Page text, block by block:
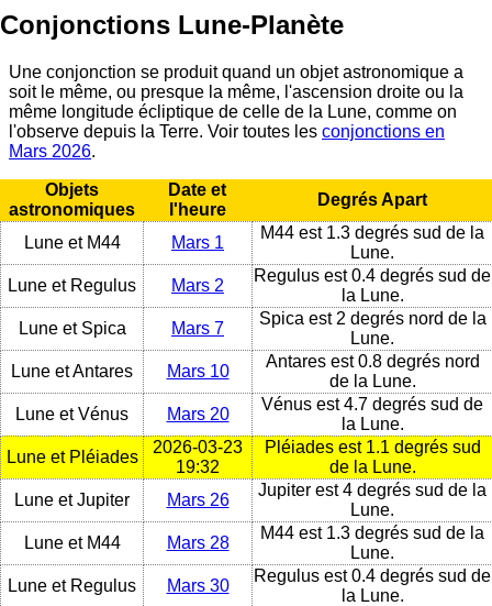
Conjonctions Lune-Planète
Une conjonction se produit quand un objet astronomique a
soit le même, ou presque la même, l'ascension droite ou la
même longitude écliptique de celle de la Lune, comme on
l'observe depuis la Terre. Voir toutes les conjonctions en
Mars 2026.
Objets
astronomiques
Date et
l'heure
Degrés Apart
Lune et M44 Mars 1
M44 est 1.3 degrés sud de la
Lune.
Lune et Regulus
Mars 2
Regulus est 0.4 degrés sud de
la Lune.
Lune et Spica
Mars 7
Spica est 2 degrés nord de la
Lune.
Lune et Antares
Mars 10
Antares est 0.8 degrés nord
de la Lune.
Lune et Vénus
Mars 20
Vénus est 4.7 degrés sud de
la Lune.
Lune et Pléiades
2026-03-23
19:32
Pléiades est 1.1 degrés sud
de la Lune.
Lune et Jupiter
Mars 26
Jupiter est 4 degrés sud de la
Lune.
Lune et M44
Mars 28
M44 est 1.3 degrés sud de la
Lune.
Lune et Regulus
Mars 30
Regulus est 0.4 degrés sud de
la Lune.